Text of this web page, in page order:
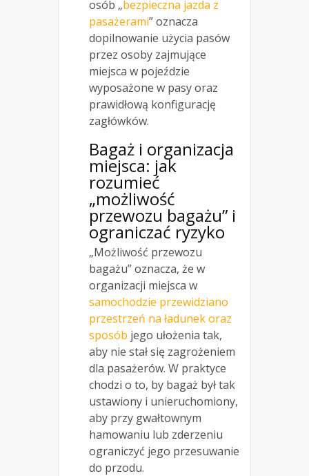
osób „bezpieczna jazda z
pasażerami” oznacza
dopilnowanie użycia pasów
przez osoby zajmujące
miejsca w pojeździe
wyposażone w pasy oraz
prawidłową konfigurację
zagłówków.
Bagaż i organizacja
miejsca: jak
rozumieć
„możliwość
przewozu bagażu” i
ograniczać ryzyko
„Możliwość przewozu
bagażu” oznacza, że w
organizacji miejsca w
samochodzie przewidziano
przestrzeń na ładunek oraz
sposób jego ułożenia tak,
aby nie stał się zagrożeniem
dla pasażerów. W praktyce
chodzi o to, by bagaż był tak
ustawiony i unieruchomiony,
aby przy gwałtownym
hamowaniu lub zderzeniu
ograniczyć jego przesuwanie
do przodu.